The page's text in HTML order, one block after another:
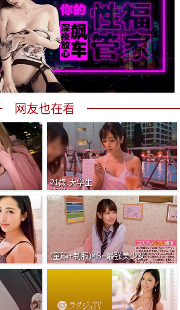
网友也在看
21歳 大学生
(童顔+制服)×S=最強美少女